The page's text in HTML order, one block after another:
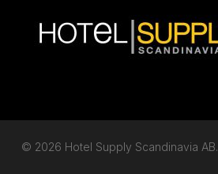
© 2026 Hotel Supply Scandinavia AB.